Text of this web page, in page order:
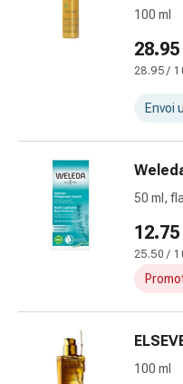
blessure
de
élastiques
pliées
pour
doigts
Sparadraps
de
gaze
100 ml
28.95
28.95 /
Envoi
50 ml,
12.75
25.50 /
100 ml